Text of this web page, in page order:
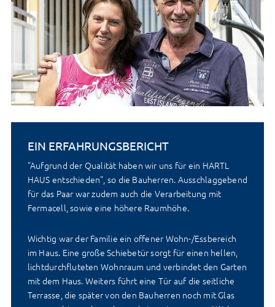
„Cookie-Einstellungen verwalten“. Bitte beachten Sie, dass auf
Basis Ihrer selbst gesetzten Einstellungen womöglich nicht
mehr alle Funktionalitäten der Seite zur Verfügung stehen.
Weitere Informationen finden Sie in
unserenDatenschutzhinweisenund in den Cookie-
Einstellungen.
Ihre Einwilligung können Sie jederzeit mit Wirkung für die
Zukunft widerrufen, indem Sie Ihre Präferenzen unter
EIN ERFAHRUNGSBERICHT
"Aufgrund der Qualität haben wir uns für ein HARTL
HAUS entschieden", so die Bauherren. Ausschlaggebend
für das Paar war zudem auch die Verarbeitung mit
Fermacell, sowie eine höhere Raumhöhe.
Wichtig war der Familie ein offener Wohn-/Essbereich
im Haus. Eine große Schiebetür sorgt für einen hellen,
lichtdurchfluteten Wohnraum und verbindet den Garten
mit dem Haus. Weiters führt eine Tür auf die seitliche
Terrasse, die später von den Bauherren noch mit Glas